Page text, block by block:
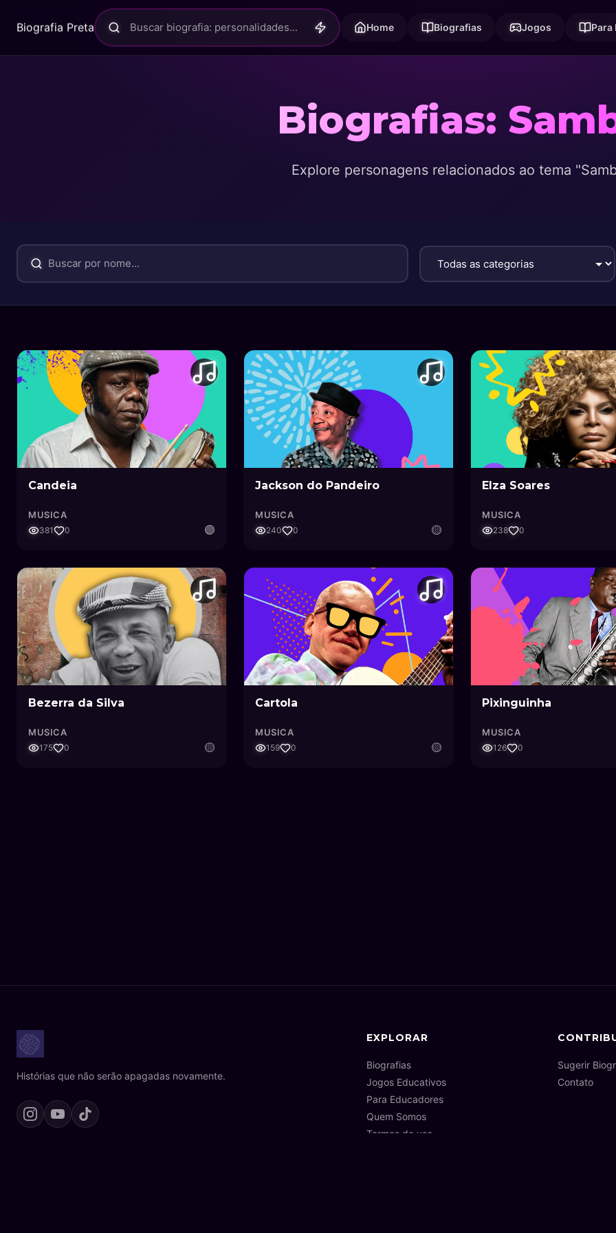
Biografia Preta Home Biografias Jogos Para
Biografias:
Explore personagens relacionados ao tema
Candeia
MUSICA
381 0 🟣
Jackson do Pandeiro
MUSICA
240 0 🟡
Elza Soares
MUSICA
238 0
Bezerra da Silva
MUSICA
175 0 🟡
Cartola
MUSICA
159 0 🟡
Pixinguinha
MUSICA
126 0
Histórias que não serão apagadas novamente.
EXPLORAR
Biografias
Jogos Educativos
Para Educadores
Quem Somos
Termos de uso
Sugerir
Contato